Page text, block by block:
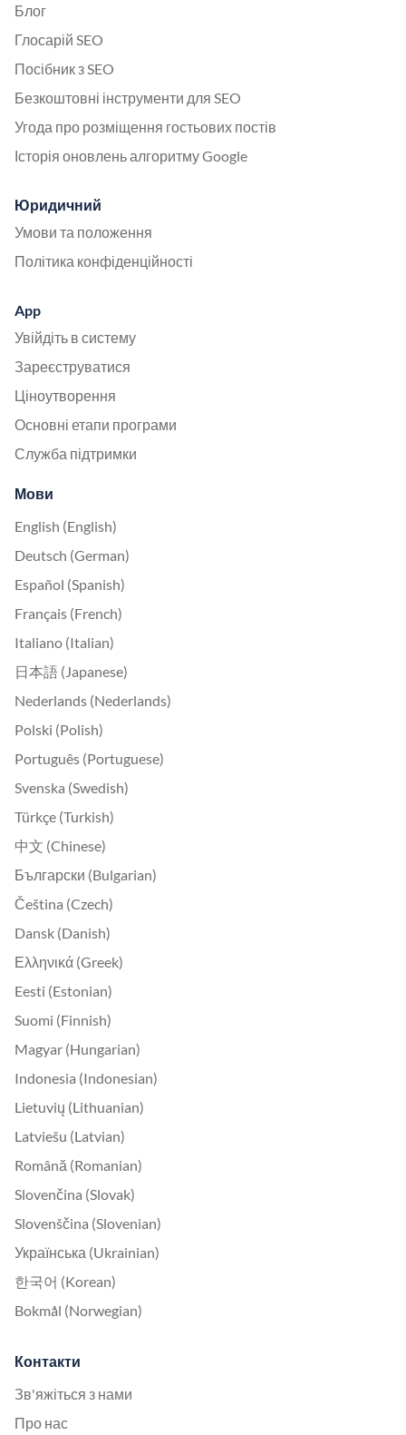
Блог
Глосарій SEO
Посібник з SEO
Безкоштовні інструменти для SEO
Угода про розміщення гостьових постів
Історія оновлень алгоритму Google
Юридичний
Умови та положення
Політика конфіденційності
App
Увійдіть в систему
Зареєструватися
Ціноутворення
Основні етапи програми
Служба підтримки
Мови
English (English)
Deutsch (German)
Español (Spanish)
Français (French)
Italiano (Italian)
日本語 (Japanese)
Nederlands (Nederlands)
Polski (Polish)
Português (Portuguese)
Svenska (Swedish)
Türkçe (Turkish)
中文 (Chinese)
Български (Bulgarian)
Čeština (Czech)
Dansk (Danish)
Ελληνικά (Greek)
Eesti (Estonian)
Suomi (Finnish)
Magyar (Hungarian)
Indonesia (Indonesian)
Lietuvių (Lithuanian)
Latviešu (Latvian)
Română (Romanian)
Slovenčina (Slovak)
Slovenščina (Slovenian)
Українська (Ukrainian)
한국어 (Korean)
Bokmål (Norwegian)
Контакти
Зв'яжіться з нами
Про нас